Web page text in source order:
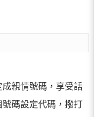
親情號碼，享受話
碼設定代碼，撥打